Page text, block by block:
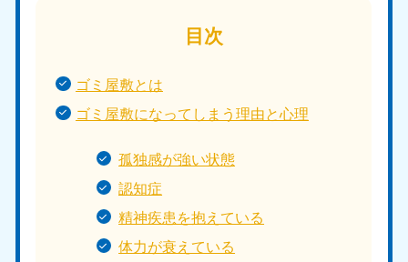
目次
ゴミ屋敷とは
ゴミ屋敷になってしまう理由と心理
孤独感が強い状態
認知症
精神疾患を抱えている
体力が衰えている